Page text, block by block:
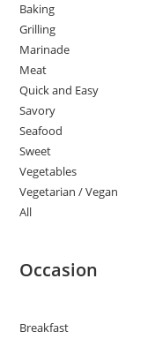
Baking
Grilling
Marinade
Meat
Quick and Easy
Savory
Seafood
Sweet
Vegetables
Vegetarian / Vegan
All
Occasion
Breakfast